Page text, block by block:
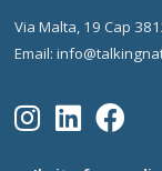
Via Malta, 19 Cap
Email: